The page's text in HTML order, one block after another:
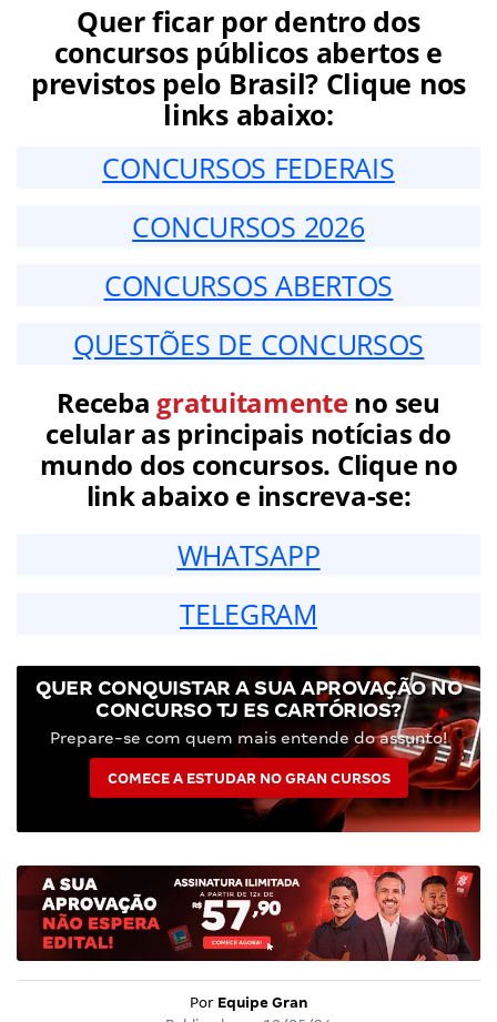
Quer ficar por dentro dos
concursos públicos abertos e
previstos pelo Brasil? Clique nos
links abaixo:
CONCURSOS FEDERAIS
CONCURSOS 2026
CONCURSOS ABERTOS
QUESTÕES DE CONCURSOS
Receba gratuitamenteno seu
celular as principais notícias do
mundo dos concursos. Clique no
link abaixo e inscreva-se:
WHATSAPP
TELEGRAM
QUER CONQUISTAR A SUA APROVAÇÃO NO
CONCURSO TJ ES CARTÓRIOS?
Prepare-se com quem mais entende do assunto!
COMECE A ESTUDAR NO GRAN CURSOS
Por Equipe Gran